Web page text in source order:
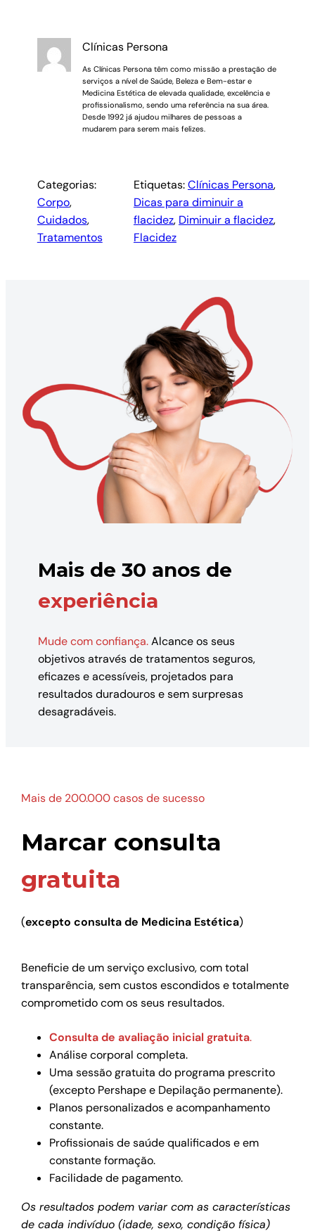
Clínicas Persona
As Clínicas Persona têm como missão a prestação de
serviços a nível de Saúde, Beleza e Bem-estar e
Medicina Estética de elevada qualidade, excelência e
profissionalismo, sendo uma referência na sua área.
Desde 1992 já ajudou milhares de pessoas a
mudarem para serem mais felizes.
Categorias:
Corpo,
Cuidados,
Tratamentos
Etiquetas:Clínicas Persona,
Dicas para diminuir a
flacidez, Diminuir a flacidez,
Flacidez
Mais de 30 anos de
experiência
Mude com confiança.Alcance os seus
objetivos através de tratamentos seguros,
eficazes e acessíveis, projetados para
resultados duradouros e sem surpresas
desagradáveis.
Mais de 200.000 casos de sucesso
Marcar consulta
gratuita
(excepto consulta de Medicina Estética)
Beneficie de um serviço exclusivo, com total
transparência, sem custos escondidos e totalmente
comprometido com os seus resultados.
Consulta de avaliação inicial gratuita.
Análise corporal completa.
Uma sessão gratuita do programa prescrito
(excepto Pershape e Depilação permanente).
Planos personalizados e acompanhamento
constante.
Profissionais de saúde qualificados e em
constante formação.
Facilidade de pagamento.
Os resultados podem variar com as características
de cada indivíduo (idade, sexo, condição física)